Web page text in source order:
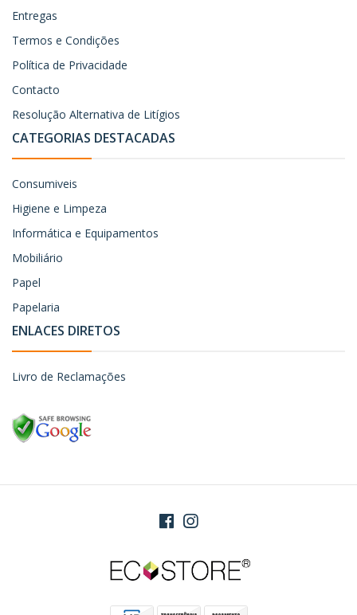
Entregas
Termos e Condições
Política de Privacidade
Contacto
Resolução Alternativa de Litígios
CATEGORIAS DESTACADAS
Consumiveis
Higiene e Limpeza
Informática e Equipamentos
Mobiliário
Papel
Papelaria
ENLACES DIRETOS
Livro de Reclamações